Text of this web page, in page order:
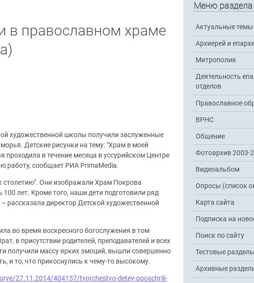
в православном храме
художественной школы получили заслуженные
Детские рисунки на тему: "Храм в моей
в течение месяца в уссурийском Центре
работу, сообщает РИА PrimaMedia.
столетию". Они изображали Храм Покрова
лет. Кроме того, наши дети подготовили ряд
рассказала директор Детской художественной
во время воскресного богослужения в том
в присутствии родителей, преподавателей и всех
получили массу ярких эмоций, вышли совершенно
и то, что прикоснулись к чему-то высокому.
27.11.2014/404157/tvorchestvo-detey-pooschrili-
Меню раздела
Актуальные темы
Архиерей и
Митрополия
Деятельность
отделов
Православное
ВРНС
Общение
Фотоархив 2003-
Видеоальбом
Опросы (список
Карта сайта
Подписка на
Поиск по сайту
Тестовые разделы
Архивные